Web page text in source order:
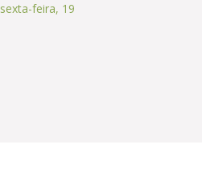
sexta-feira, 19